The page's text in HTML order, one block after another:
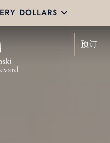
DOLLARS
预订